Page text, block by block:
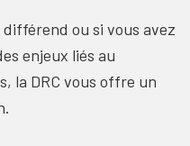
ou si vous avez
enjeux liés au
la DRC vous offre un